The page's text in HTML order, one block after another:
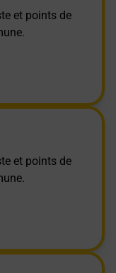
et points de
et points de